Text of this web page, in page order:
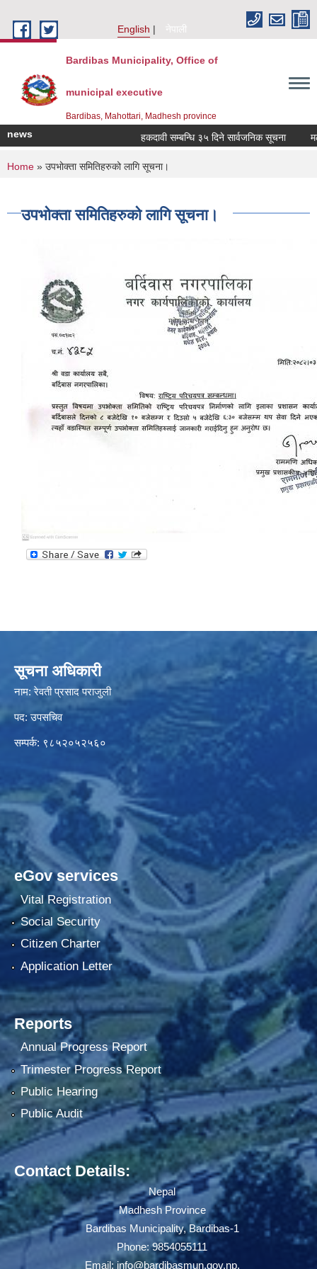
English
नेपाली
Bardibas Municipality, Office of
municipal executive
Bardibas, Mahottari, Madhesh province
news हकदावी सम्बन्धि ३५ दिने सार्वजनिक सूचना
You are here
Home » उपभोक्ता समितिहरुको लागि सूचना।
उपभोक्ता समितिहरुको लागि सूचना।
सूचना अधिकारी
नाम: रेवती प्रसाद पराजुली
पद: उपसचिव
सम्पर्क: ९८५२०५२५६०
eGov services
Vital Registration
Social Security
Citizen Charter
Application Letter
Reports
Annual Progress Report
Trimester Progress Report
Public Hearing
Public Audit
Contact Details:
Nepal
Madhesh Province
Bardibas Municipality, Bardibas-1
Phone: 9854055111
Email: info@bardibasmun.gov.np,